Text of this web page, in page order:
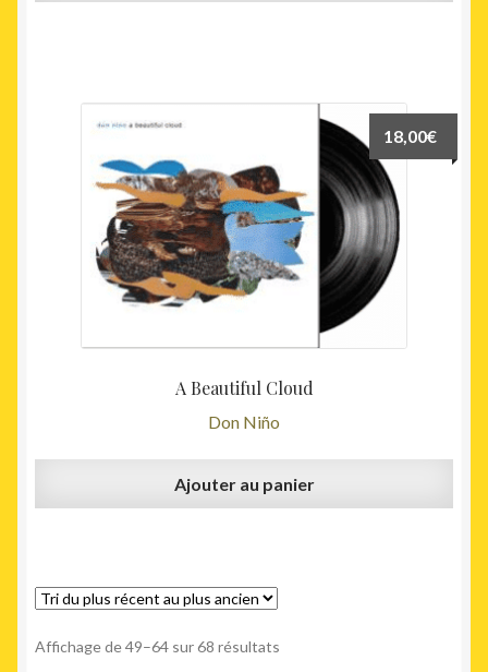
A Beautiful Cloud
Don Niño
18,00€
Ajouter au panier
Affichage de 49–64 sur 68 résultats